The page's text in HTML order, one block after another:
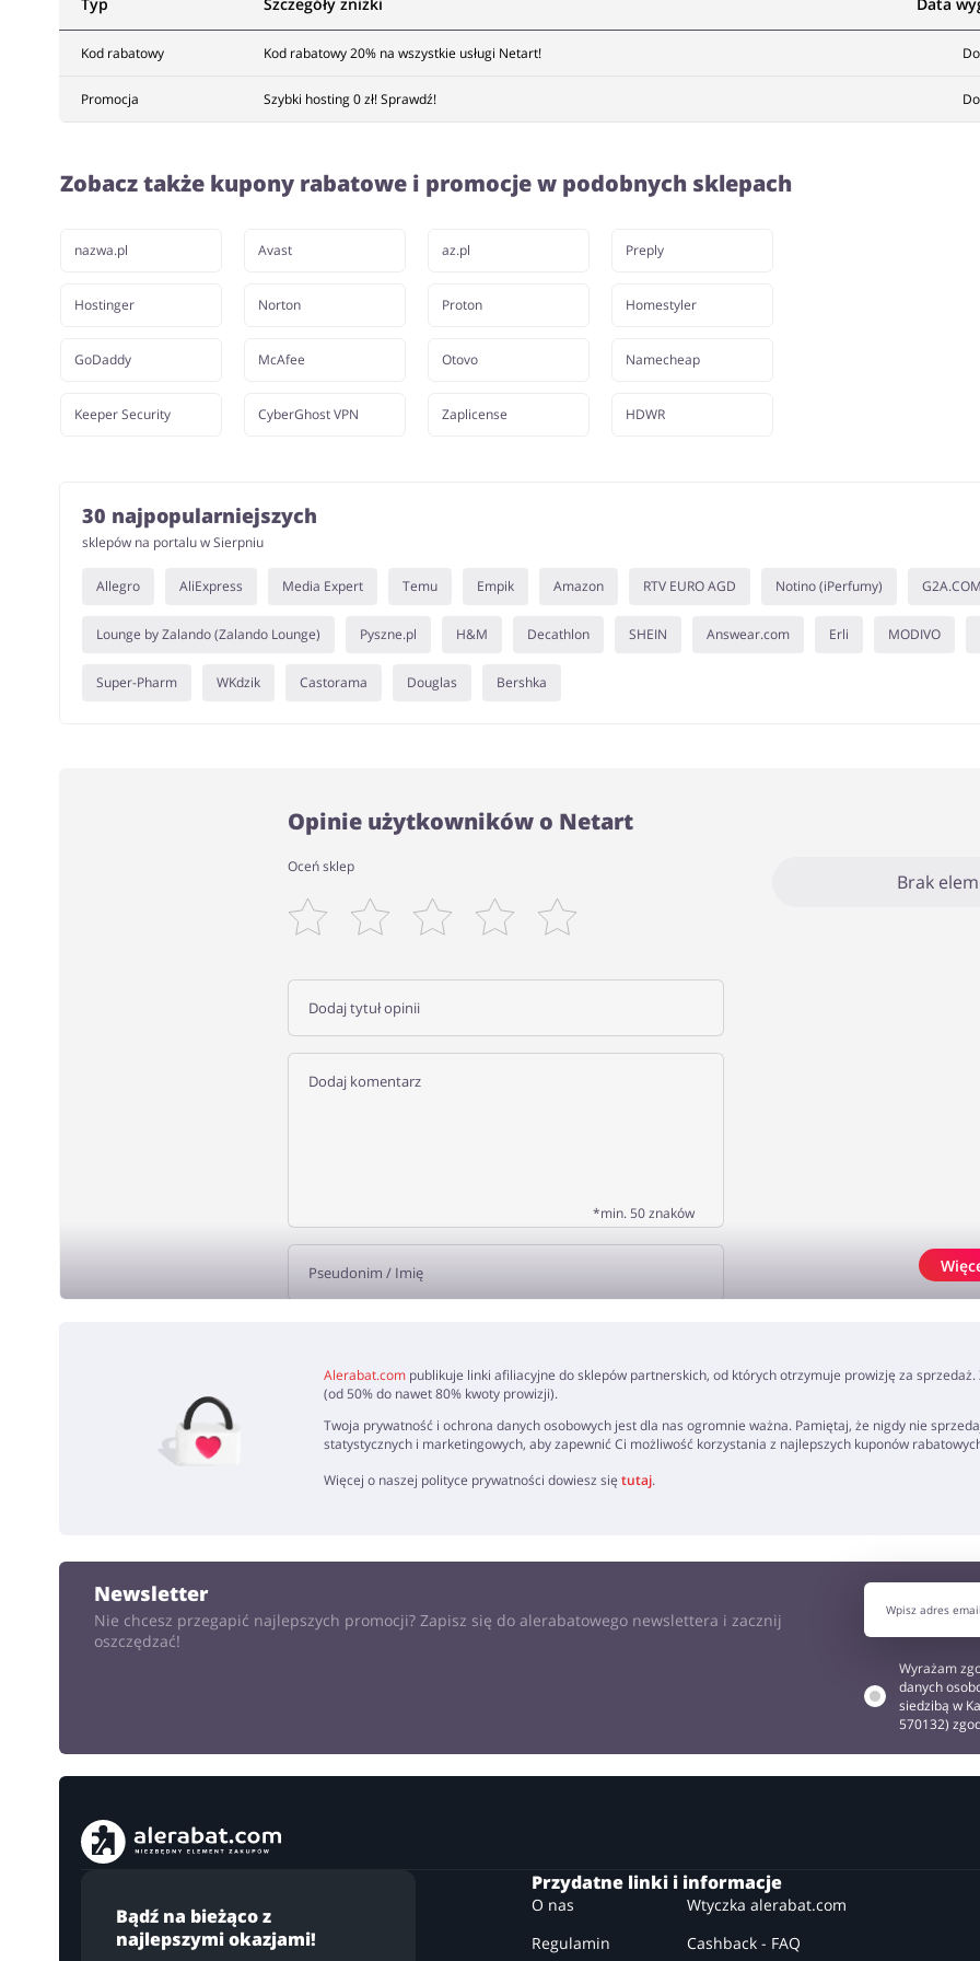
Kod rabatowy Kod rabatowy 20% na wszystkie usługi Netart!
Promocja Szybki hosting 0 zł! Sprawdź!
Zobacz także kupony rabatowe i promocje w podobnych sklepach
nazwa.pl
Hostinger
GoDaddy
Keeper Security
Avast
Norton
McAfee
CyberGhost VPN
az.pl
Proton
Otovo
Zaplicense
Preply
Homestyler
Namecheap
HDWR
30 najpopularniejszych
sklepów na portalu w Sierpniu
Allegro AliExpress Media Expert Temu Empik Amazon RTV EURO AGD Notino (iPerfumy)
Lounge by Zalando (Zalando Lounge) Pyszne.pl H&M Decathlon SHEIN Answear.com Erli MODIVO
Super-Pharm WKdzik Castorama Douglas Bershka
Opinie użytkowników o Netart
Oceń sklep
*min. 50 znaków
Brak
Alerabat.compublikuje linki afiliacyjne do sklepów partnerskich, od których otrzymuje prowizję za
(od 50% do nawet 80% kwoty prowizji).
Twoja prywatność i ochrona danych osobowych jest dla nas ogromnie ważna. Pamiętaj, że nigdy nie
statystycznych i marketingowych, aby zapewnić Ci możliwość korzystania z najlepszych kuponów
Więcej o naszej polityce prywatności dowiesz się tutaj.
Newsletter
Nie chcesz przegapić najlepszych promocji? Zapisz się do alerabatowego newslettera i zacznij
oszczędzać!
Wyrażam
danych
siedzibą w
570132)
Bądź na bieżąco z
najlepszymi okazjami!
Przydatne linki i informacje
O nas
Regulamin
Wtyczka alerabat.com
Cashback - FAQ